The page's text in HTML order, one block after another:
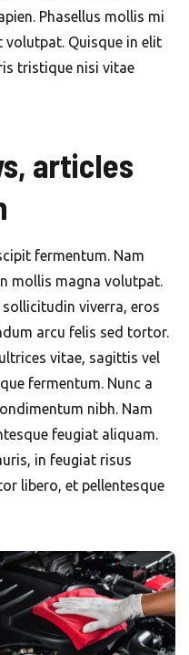
Phasellus mollis mi
volutpat. Quisque in elit
tristique nisi vitae
articles
fermentum. Nam
mollis magna volutpat.
viverra, eros
arcu felis sed tortor.
vitae, sagittis vel
fermentum. Nunc a
nibh. Nam
feugiat aliquam.
in feugiat risus
libero, et pellentesque